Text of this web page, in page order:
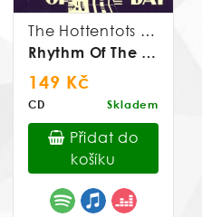
The Hottentots Orchestra
Rhythm Of The Day
149 Kč
CD Skladem
Přidat do
košíku